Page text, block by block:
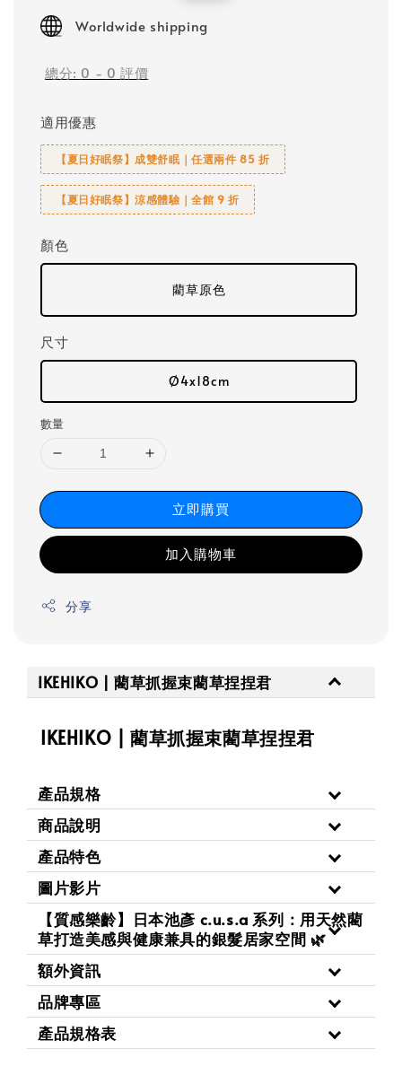
Worldwide shipping
總分: 0 - 0 評價
適用優惠
【夏日好眠祭】成雙舒眠｜任選兩件 85 折
【夏日好眠祭】涼感體驗｜全館 9 折
顏色
藺草原色
尺寸
Ø4x18cm
數量
立即購買
加入購物車
分享
IKEHIKO | 藺草抓握束藺草捏捏君
IKEHIKO | 藺草抓握束藺草捏捏君
產品規格
商品說明
產品特色
圖片影片
【質感樂齡】日本池彥 c.u.s.a 系列：用天然藺
草打造美感與健康兼具的銀髮居家空間 🌿
額外資訊
品牌專區
產品規格表